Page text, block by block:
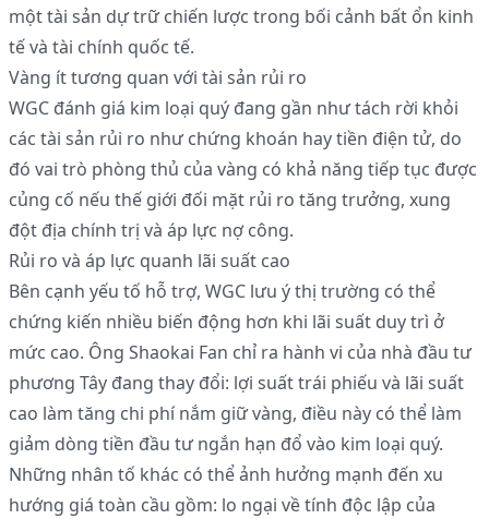
một tài sản dự trữ chiến lược trong bối cảnh bất ổn kinh
tế và tài chính quốc tế.
Vàng ít tương quan với tài sản rủi ro
WGC đánh giá kim loại quý đang gần như tách rời khỏi
các tài sản rủi ro như chứng khoán hay tiền điện tử, do
đó vai trò phòng thủ của vàng có khả năng tiếp tục được
củng cố nếu thế giới đối mặt rủi ro tăng trưởng, xung
đột địa chính trị và áp lực nợ công.
Rủi ro và áp lực quanh lãi suất cao
Bên cạnh yếu tố hỗ trợ, WGC lưu ý thị trường có thể
chứng kiến nhiều biến động hơn khi lãi suất duy trì ở
mức cao. Ông Shaokai Fan chỉ ra hành vi của nhà đầu tư
phương Tây đang thay đổi: lợi suất trái phiếu và lãi suất
cao làm tăng chi phí nắm giữ vàng, điều này có thể làm
giảm dòng tiền đầu tư ngắn hạn đổ vào kim loại quý.
Những nhân tố khác có thể ảnh hưởng mạnh đến xu
hướng giá toàn cầu gồm: lo ngại về tính độc lập của